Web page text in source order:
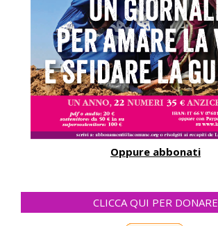
Oppure abbonati
CLICCA QUI PER DONARE